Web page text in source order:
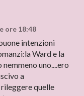
ore 18:48
intenzioni
Ward e la
nemmeno uno....ero
a
quelle